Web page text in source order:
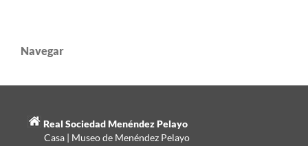
Navegar
Real Sociedad Menéndez Pelayo
Casa | Museo de Menéndez Pelayo